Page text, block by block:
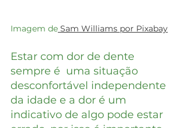
Imagem de Sam Williams por Pixabay
Estar com dor de dente
sempre é  uma situação
desconfortável independente
da idade e a dor é um
indicativo de algo pode estar